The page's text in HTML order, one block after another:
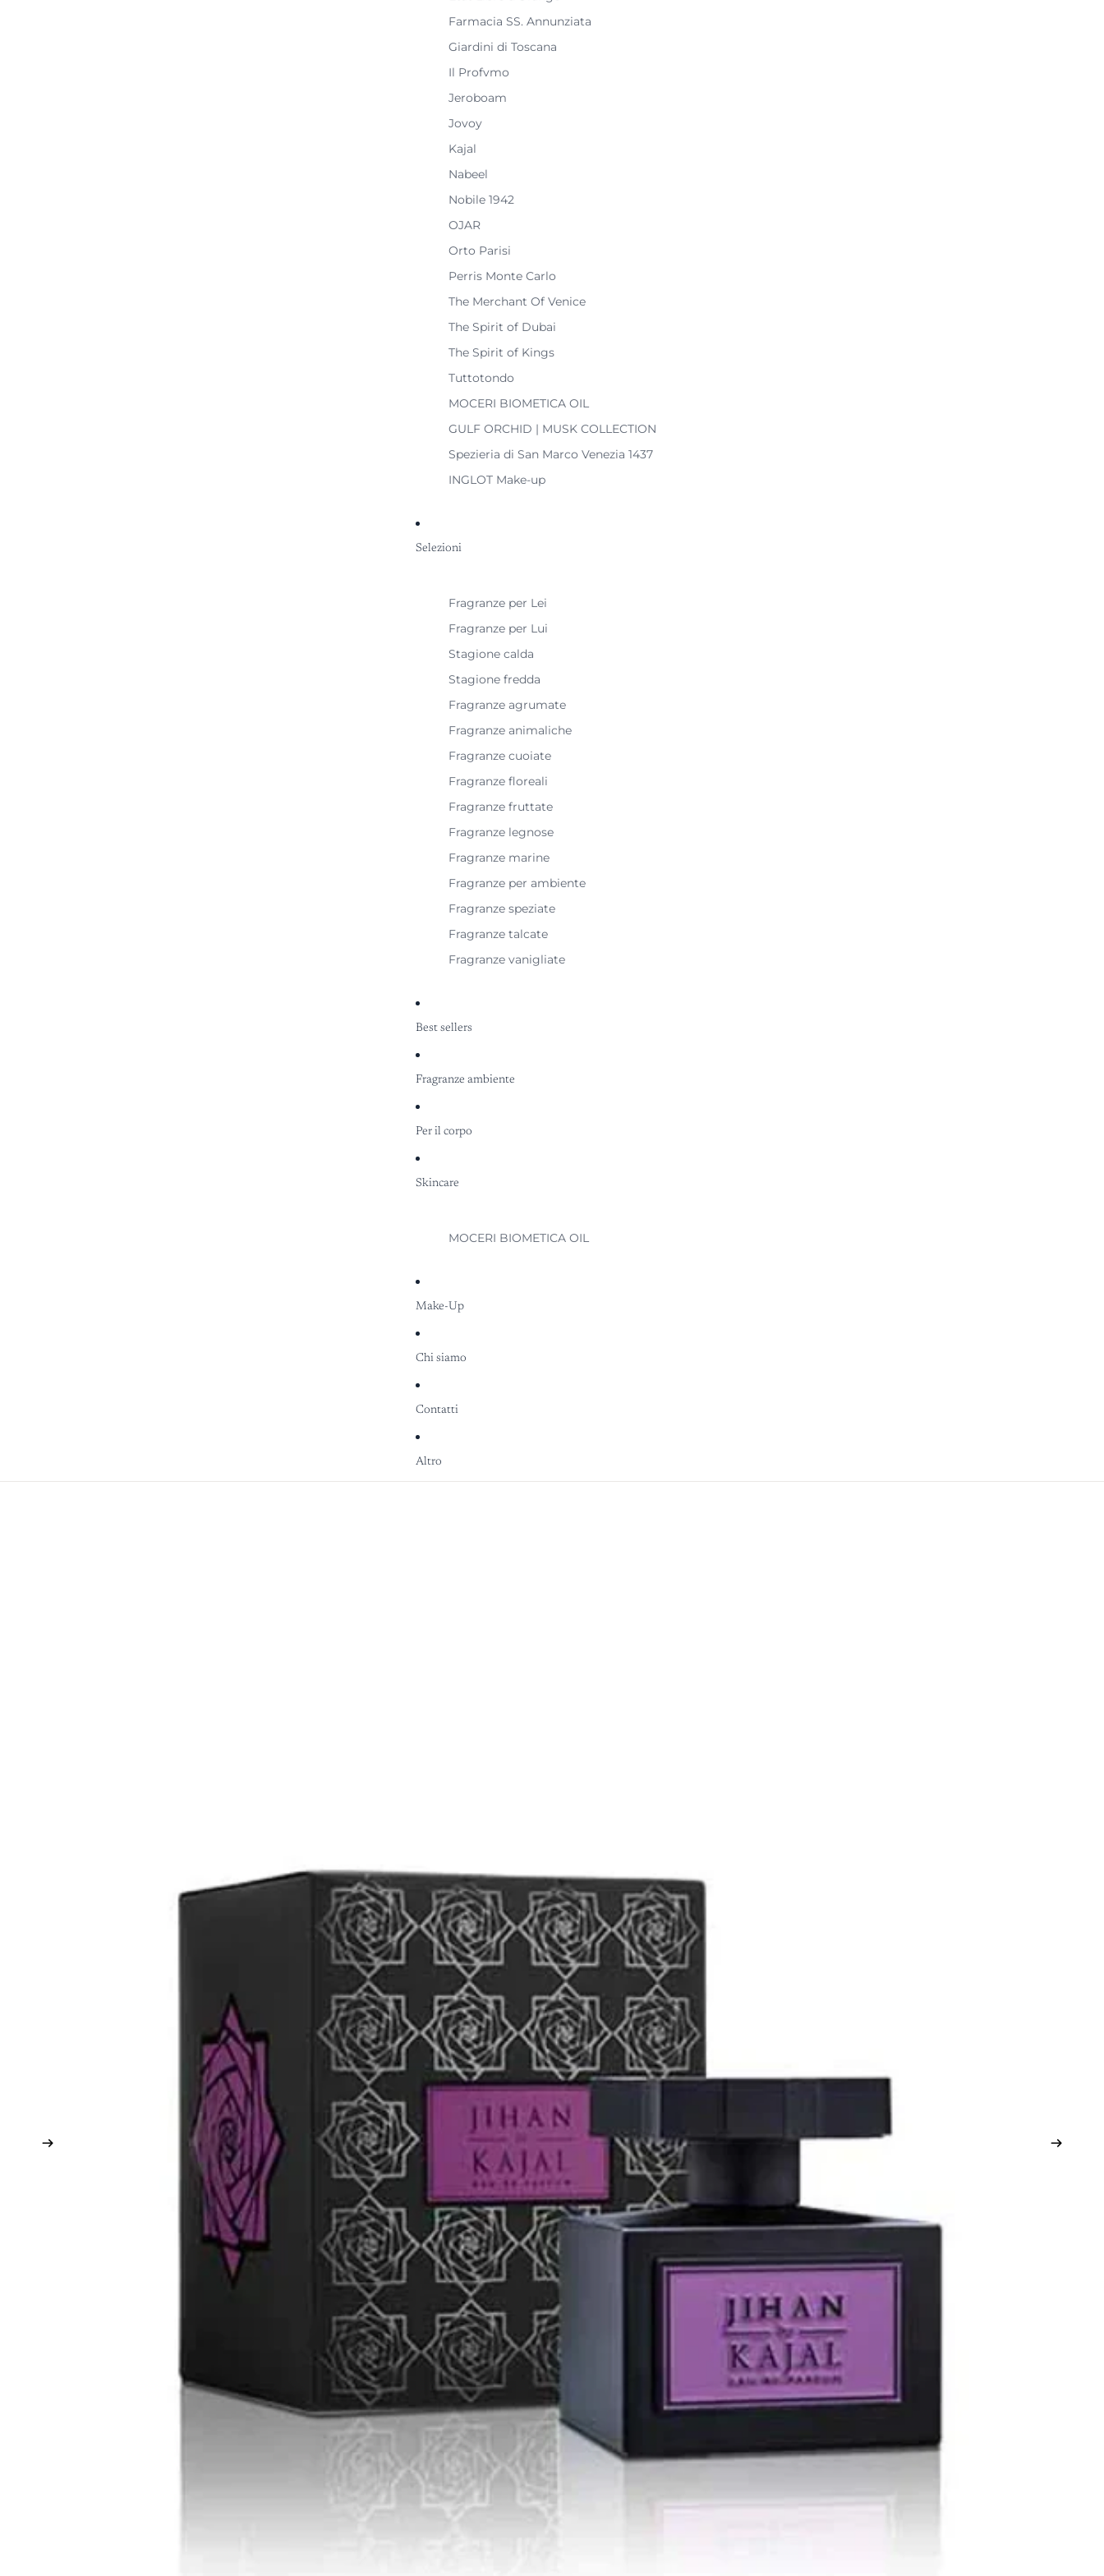
Farmacia SS. Annunziata
Giardini di Toscana
Il Profvmo
Jeroboam
Jovoy
Kajal
Nabeel
Nobile 1942
OJAR
Orto Parisi
Perris Monte Carlo
The Merchant Of Venice
The Spirit of Dubai
The Spirit of Kings
Tuttotondo
MOCERI BIOMETICA OIL
GULF ORCHID | MUSK COLLECTION
Spezieria di San Marco Venezia 1437
INGLOT Make-up
Selezioni
Fragranze per Lei
Fragranze per Lui
Stagione calda
Stagione fredda
Fragranze agrumate
Fragranze animaliche
Fragranze cuoiate
Fragranze floreali
Fragranze fruttate
Fragranze legnose
Fragranze marine
Fragranze per ambiente
Fragranze speziate
Fragranze talcate
Fragranze vanigliate
Best sellers
Fragranze ambiente
Per il corpo
Skincare
MOCERI BIOMETICA OIL
Make-Up
Chi siamo
Contatti
Altro